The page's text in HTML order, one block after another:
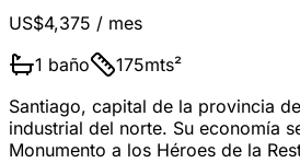
US$4,375 / mes
1 baño 175mts²
Santiago, capital de la provincia
industrial del norte. Su economía
Monumento a los Héroes de la